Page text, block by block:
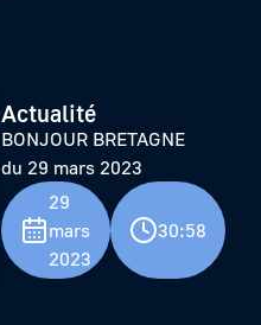
Actualité
BONJOUR BRETAGNE
du 29 mars 2023
29
mars
2023
30:58